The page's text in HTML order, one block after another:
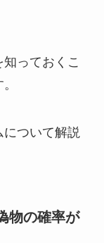
っておくこ
ついて解説
物の確率が